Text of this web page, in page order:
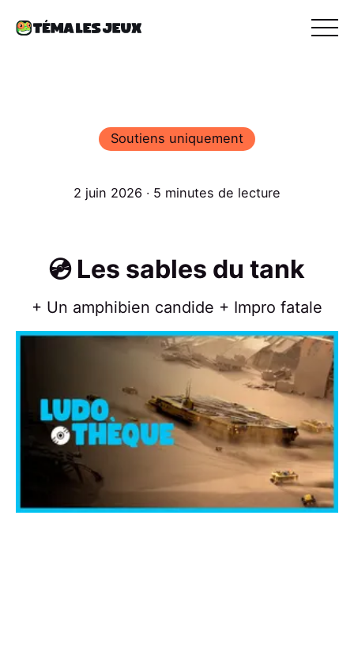
Soutiens uniquement
2 juin 2026 ∙ 5 minutes de lecture
💿 Les sables du tank
+ Un amphibien candide + Impro fatale